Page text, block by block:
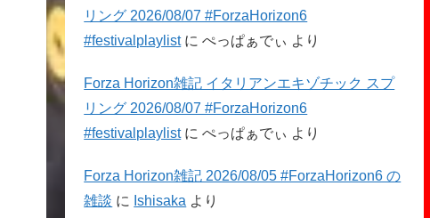
リング 2026/08/07 #ForzaHorizon6
#festivalplaylistにぺっぱぁでぃ より
Forza Horizon雑記 イタリアンエキゾチック スプ
リング 2026/08/07 #ForzaHorizon6
#festivalplaylistにぺっぱぁでぃ より
Forza Horizon雑記 2026/08/05 #ForzaHorizon6 の
雑談 に Ishisaka より